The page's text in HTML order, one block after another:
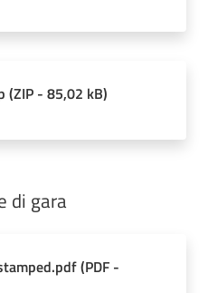
(ZIP - 85,02 kB)
di gara
(PDF -